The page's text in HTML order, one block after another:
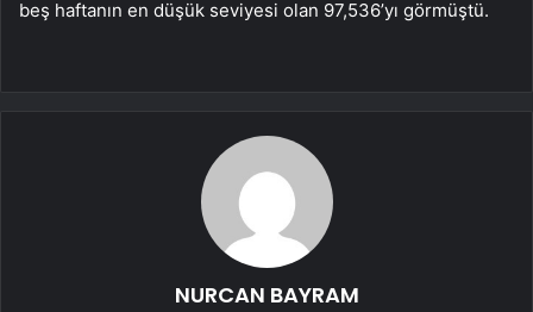
beş haftanın en düşük seviyesi olan 97,536’yı görmüştü.
NURCAN BAYRAM